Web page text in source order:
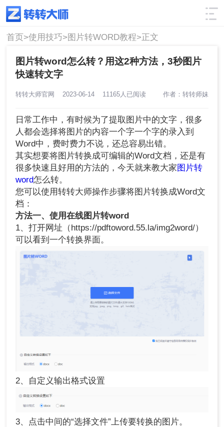
使用技巧 筛选
首页>使用技巧>图片转WORD教程>正文
图片转word怎么转？用这2种方法，3秒图片
快速转文字
转转大师官网 2023-06-14 11165人已阅读 作者：转转师妹
日常工作中，有时候为了提取图片中的文字，很多
人都会选择将图片的内容一个字一个字的录入到
Word中，费时费力不说，还总容易出错。
其实想要将图片转换成可编辑的Word文档，还是有
很多快速且好用的方法的，今天就来教大家 图片转
word怎么转。
您可以使用转转大师操作步骤将图片转换成Word文
档：
方法一、使用在线图片转word
1、打开网址（https://pdftoword.55.la/img2word/）
可以看到一个转换界面。
2、自定义输出格式设置
3、点击中间的“选择文件”上传要转换的图片。